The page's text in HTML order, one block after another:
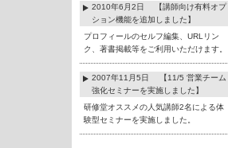
2010年6月2日 【講師向け有料オプ
ション機能を追加しました】
プロフィールのセルフ編集、URLリン
ク、著書掲載等をご利用いただけます。
2007年11月5日 【11/5 営業チーム
強化セミナーを実施しました】
研修堂オススメの人気講師2名による体
験型セミナーを実施しました。